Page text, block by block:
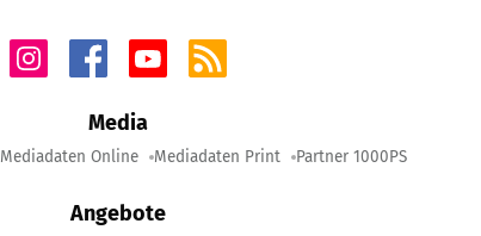
Media
Mediadaten Online Mediadaten Print Partner 1000PS
Angebote